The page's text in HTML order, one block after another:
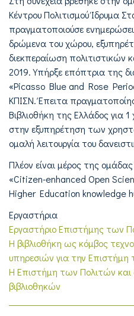
Κέντρου Πολιτισμού Ίδρυμα
πραγματοποιούσε
δρώμενα του χώρου,
διεκπεραίωση πολιτιστικών
2019. Υπήρξε επόπτρια της
«Picasso Blue and Rose
ΚΠΙΣΝ. Έπειτα
Βιβλιοθήκη της Ελλάδος για
στην εξυπηρέτηση των
ομαλή λειτουργία του
Πλέον είναι μέρος της
«Citizen-enhanced Open
Higher Education knowledge
Εργαστήρια
Εργαστήριο Επιστήμης των
Η βιβλιοθήκη ως κόμβος
υπηρεσιών για την
Η Επιστήμη των Πολιτών
βιβλιοθηκών